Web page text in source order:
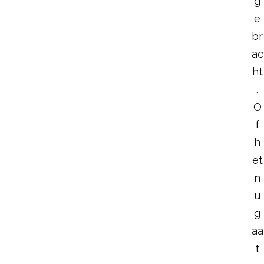
e
br
ac
ht
.
O
f
h
et
n
u
g
aa
t